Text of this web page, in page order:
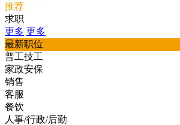
推荐
求职
更多 更多
最新职位
普工技工
家政安保
销售
客服
餐饮
人事/行政/后勤